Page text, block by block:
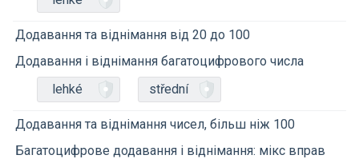
Додавання та віднімання від 20 до 100
Додавання і віднімання багатоцифрового числа
lehké
střední
Додавання та віднімання чисел, більш ніж 100
Багатоцифрове додавання і віднімання: мікс вправ